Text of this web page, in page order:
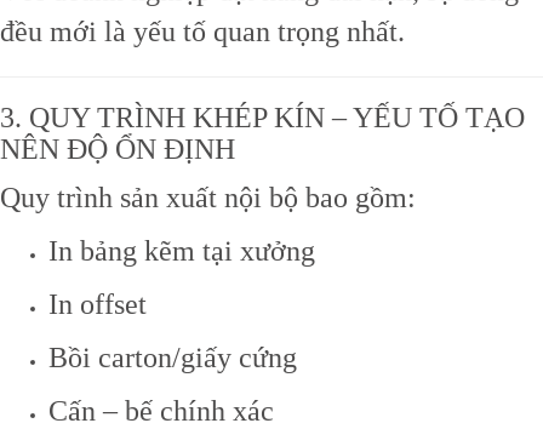
đều mới là yếu tố quan trọng nhất.
3. QUY TRÌNH KHÉP KÍN – YẾU TỐ TẠO
NÊN ĐỘ ỔN ĐỊNH
Quy trình sản xuất nội bộ bao gồm:
In bảng kẽm tại xưởng
In offset
Bồi carton/giấy cứng
Cấn – bế chính xác